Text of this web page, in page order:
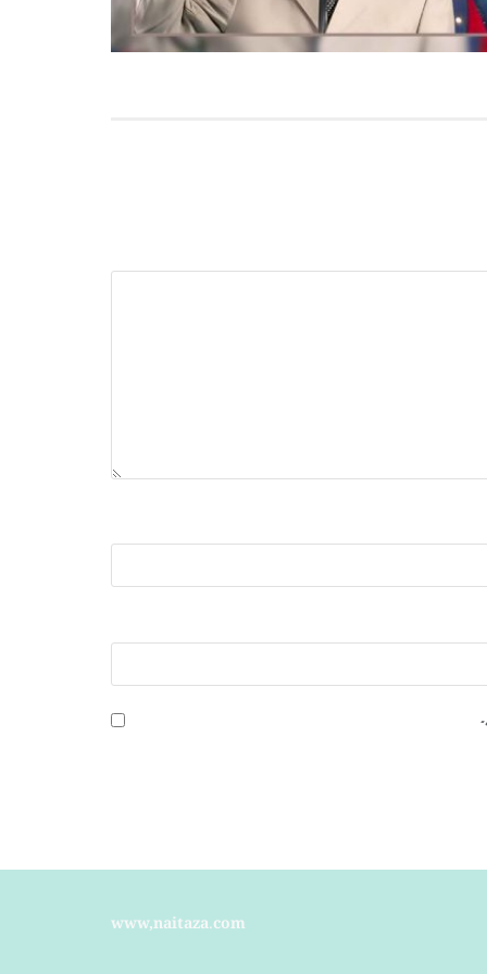
www,naitaza.com